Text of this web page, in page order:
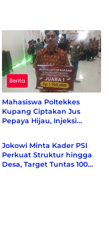
Berita
Mahasiswa Poltekkes
Kupang Ciptakan Jus
Pepaya Hijau, Injeksi
Berita
Jokowi Minta Kader PSI
Perkuat Struktur hingga
Desa, Target Tuntas 100